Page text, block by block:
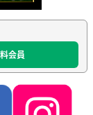
会員